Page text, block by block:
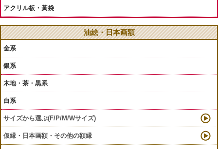
アクリル板・黃袋
油絵・日本画額
金系
銀系
木地・茶・黒系
白系
サイズから選ぶ(F/P/M/Wサイズ)
仮縁・日本画額・その他の額縁